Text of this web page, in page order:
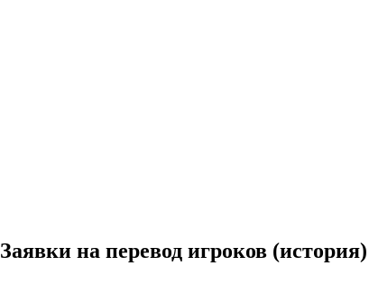
Заявки на перевод игроков (история)